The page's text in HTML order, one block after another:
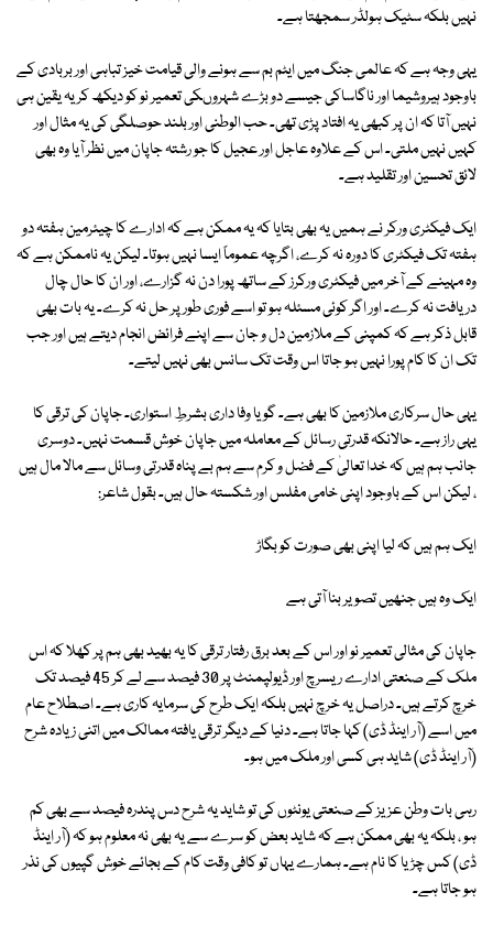
نہیں بلکہ سٹیک ہولڈر سمجھتا ہے۔
یہی وجہ ہے کہ عالمی جنگ میں ایٹم بم سے ہونے والی قیامت خیز تباہی اور بربادی کے
باوجود ہیروشیما اور ناگاساکی جیسے دو بڑے شہروںکی تعمیر نو کو دیکھ کر یہ یقین ہی
نہیں آتا کہ ان پر کبھی یہ افتاد پڑی تھی۔ حب الوطنی اور بلند حوصلگی کی یہ مثال اور
کہیں نہیں ملتی۔ اس کے علاوہ عاجل اور عجیل کا جو رشتہ جاپان میں نظر آیا وہ بھی
لائق تحسین اور تقلید ہے۔
ایک فیکٹری ورکر نے ہمیں یہ بھی بتایا کہ یہ ممکن ہے کہ ادارے کا چیئرمین ہفتہ دو
ہفتہ تک فیکٹری کا دورہ نہ کرے، اگرچہ عموماً ایسا نہیں ہوتا۔ لیکن یہ ناممکن ہے کہ
وہ مہینے کے آخر میں فیکٹری ورکرز کے ساتھ پورا دن نہ گزارے، اور ان کا حال چال
دریافت نہ کرے۔ اور اگر کوئی مسئلہ ہو تو اسے فوری طور پر حل نہ کرے۔ یہ بات بھی
قابل ذکر ہے کہ کمپنی کے ملازمین دل و جان سے اپنے فرائض انجام دیتے ہیں اور جب
تک ان کا کام پورا نہیں ہو جاتا اس وقت تک سانس بھی نہیں لیتے۔
یہی حال سرکاری ملازمین کا بھی ہے۔ گویا وفا داری بشرطِ استواری۔ جاپان کی ترقی کا
یہی راز ہے۔ حالانکہ قدرتی رسائل کے معاملہ میں جاپان خوش قسمت نہیں۔ دوسری
جانب ہم ہیں کہ خدا تعالیٰ کے فضل و کرم سے ہم بے پناہ قدرتی وسائل سے مالا مال ہیں
، لیکن اس کے باوجود اپنی خامی مفلس اور شکستہ حال ہیں۔ بقول شاعر:
ایک ہم ہیں کہ لیا اپنی بھی صورت کو بگاڑ
ایک وہ ہیں جنھیں تصویر بنا آتی ہے
جاپان کی مثالی تعمیر نو اور اس کے بعد برق رفتار ترقی کا یہ بھید بھی ہم پر کھلا کہ اس
ملک کے صنعتی ادارے ریسرچ اور ڈیولپمنٹ پر 30 فیصد سے لے کر 45 فیصد تک
خرچ کرتے ہیں۔ دراصل یہ خرچ نہیں بلکہ ایک طرح کی سرمایہ کاری ہے۔ اصطلاح عام
میں اسے (آر اینڈ ڈی) کہا جاتا ہے۔ دنیا کے دیگر ترقی یافتہ ممالک میں اتنی زیادہ شرح
(آر اینڈ ڈی) شاید ہی کسی اور ملک میں ہو۔
رہی بات وطن عزیز کے صنعتی یونٹوں کی تو شاید یہ شرح دس پندرہ فیصد سے بھی کم
ہو ، بلکہ یہ بھی ممکن ہے کہ شاید بعض کو سرے سے یہ بھی نہ معلوم ہو کہ (آر اینڈ
ڈی) کس چڑیا کا نام ہے۔ ہمارے یہاں تو کافی وقت کام کے بجائے خوش گپیوں کی نذر
ہو جاتا ہے۔